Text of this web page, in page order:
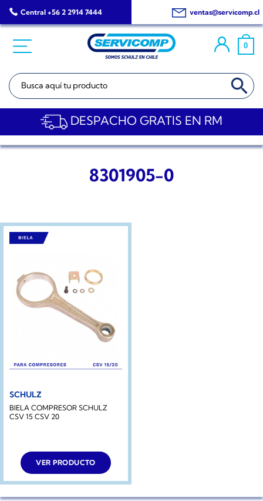
Saltar
al
Central +56 2 2914 7444 ventas@servicomp.cl
0
Buscar: BOTÓN DE
DESPACHO GRATIS EN RM
8301905-0
SCHULZ
BIELA COMPRESOR SCHULZ
CSV 15 CSV 20
VER PRODUCTO